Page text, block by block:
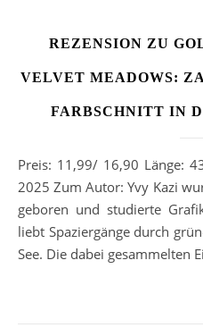
REZENSION ZU
VELVET MEADOWS:
FARBSCHNITT IN
Preis: 11,99/ 16,90 Länge: 432 Seiten Erschienen: 25. Juli
2025 Zum Autor: Yvy Kazi
geboren und studierte
liebt Spaziergänge durch
See. Die dabei gesammelten